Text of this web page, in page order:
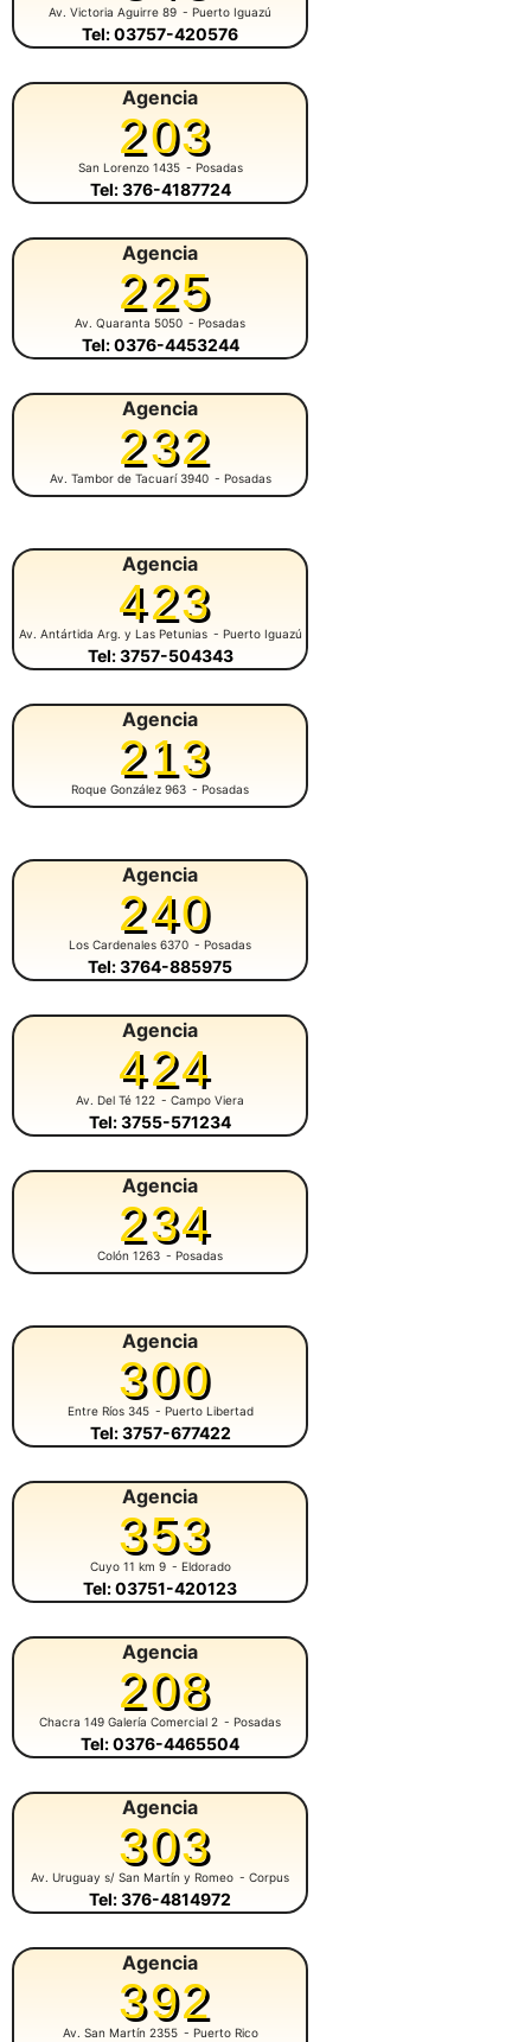
Av. Victoria Aguirre 89 - Puerto Iguazú
Tel: 03757-420576
Agencia
203
San Lorenzo 1435 - Posadas
Tel: 376-4187724
Agencia
225
Av. Quaranta 5050 - Posadas
Tel: 0376-4453244
Agencia
232
Av. Tambor de Tacuarí 3940 - Posadas
Agencia
423
Av. Antártida Arg. y Las Petunias - Puerto Iguazú
Tel: 3757-504343
Agencia
213
Roque González 963 - Posadas
Agencia
240
Los Cardenales 6370 - Posadas
Tel: 3764-885975
Agencia
424
Av. Del Té 122 - Campo Viera
Tel: 3755-571234
Agencia
234
Colón 1263 - Posadas
Agencia
300
Entre Ríos 345 - Puerto Libertad
Tel: 3757-677422
Agencia
353
Cuyo 11 km 9 - Eldorado
Tel: 03751-420123
Agencia
208
Chacra 149 Galería Comercial 2 - Posadas
Tel: 0376-4465504
Agencia
303
Av. Uruguay s/ San Martín y Romeo - Corpus
Tel: 376-4814972
Agencia
392
Av. San Martín 2355 - Puerto Rico